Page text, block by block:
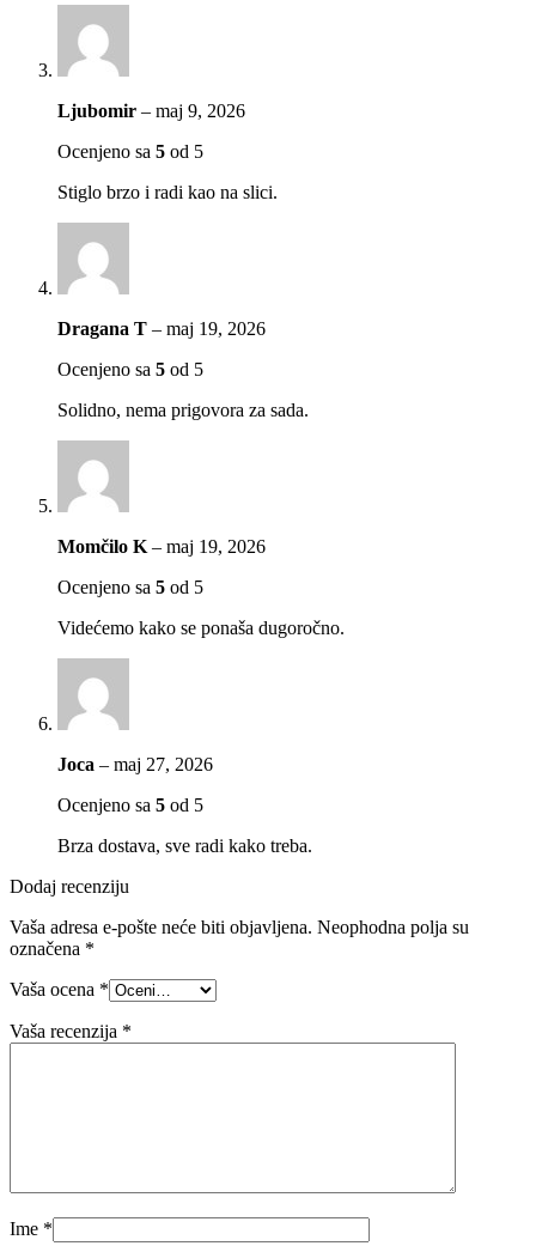
Ljubomir – maj 9, 2026
Ocenjeno sa 5 od 5
Stiglo brzo i radi kao na slici.
Dragana T – maj 19, 2026
Ocenjeno sa 5 od 5
Solidno, nema prigovora za sada.
Momčilo K – maj 19, 2026
Ocenjeno sa 5 od 5
Videćemo kako se ponaša dugoročno.
Joca – maj 27, 2026
Ocenjeno sa 5 od 5
Brza dostava, sve radi kako treba.
Dodaj recenziju
Vaša adresa e-pošte neće biti objavljena. Neophodna polja su
označena *
Vaša ocena *
Vaša recenzija *
Ime *